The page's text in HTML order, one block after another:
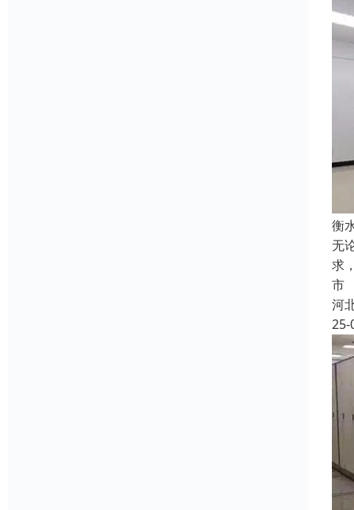
衡
无
求
市
河
25-